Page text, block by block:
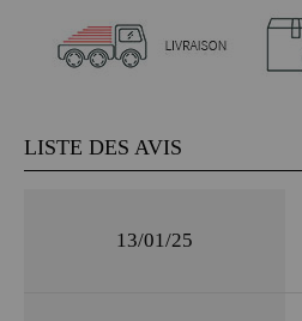
LISTE DES AVIS
13/01/25